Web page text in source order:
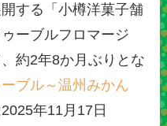
する「小樽洋菓子舗
ーブルフロマージ
約2年8か月ぶりとな
ブル～温州みかん
年11月17日